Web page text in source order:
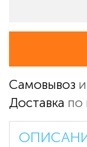
Самовывоз
Доставка по